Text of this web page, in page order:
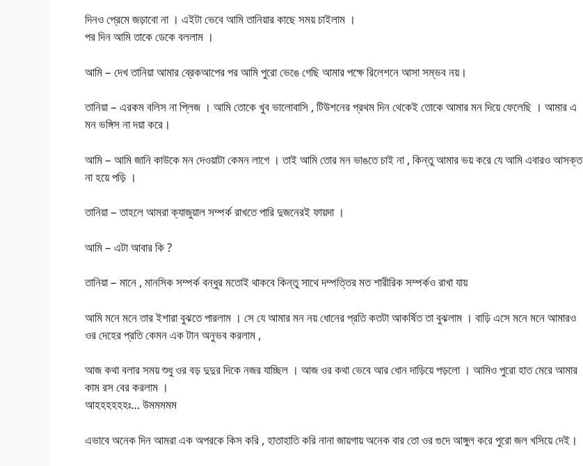
দিনও প্রেমে জড়াবো না । এইটা ভেবে আমি তানিয়ার কাছে সময় চাইলাম ।
পর দিন আমি তাকে ডেকে বললাম ।
আমি – দেখ তানিয়া আমার ব্রেকআপের পর আমি পুরো ভেঙে গেছি আমার পক্ষে রিলেশনে আসা সম্ভব নয়।
তানিয়া – এরকম বলিস না প্লিজ । আমি তোকে খুব ভালোবাসি , টিউশনের প্রথম দিন থেকেই তোকে আমার মন দিয়ে ফেলেছি । আমার এ
মন ভঙ্গিস না দয়া করে।
আমি – আমি জানি কাউকে মন দেওয়াটা কেমন লাগে । তাই আমি তোর মন ভাঙতে চাই না , কিন্তু আমার ভয় করে যে আমি এবারও আসক্ত
না হয়ে পড়ি ।
তানিয়া – তাহলে আমরা ক্যাজুয়াল সম্পর্ক রাখতে পারি দুজনেরই ফায়দা ।
আমি – এটা আবার কি ?
তানিয়া – মানে , মানসিক সম্পর্ক বন্ধুর মতোই থাকবে কিন্তু সাথে দম্পত্তির মত শারীরিক সম্পর্কও রাখা যায়
আমি মনে মনে তার ইশারা বুঝতে পারলাম । সে যে আমার মন নয় ধোনের প্রতি কতটা আকর্ষিত তা বুঝলাম । বাড়ি এসে মনে মনে আমারও
ওর দেহের প্রতি কেমন এক টান অনুভব করলাম ,
আজ কথা বলার সময় শুধু ওর বড় দুদুর দিকে নজর যাচ্ছিল । আজ ওর কথা ভেবে আর ধোন দাড়িয়ে পড়লো । আমিও পুরো হাত মেরে আমার
কাম রস বের করলাম ।
আহহহহহহঃ… উমমমমম
এভাবে অনেক দিন আমরা এক অপরকে কিস করি , হাতাহাতি করি নানা জায়গায় অনেক বার তো ওর গুদে আঙ্গুল করে পুরো জল খসিয়ে দেই।